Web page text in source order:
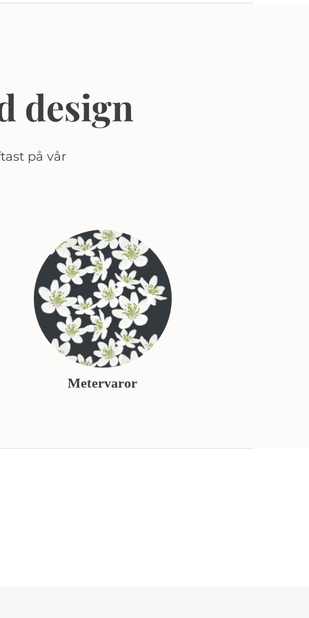
design
på vår
Metervaror